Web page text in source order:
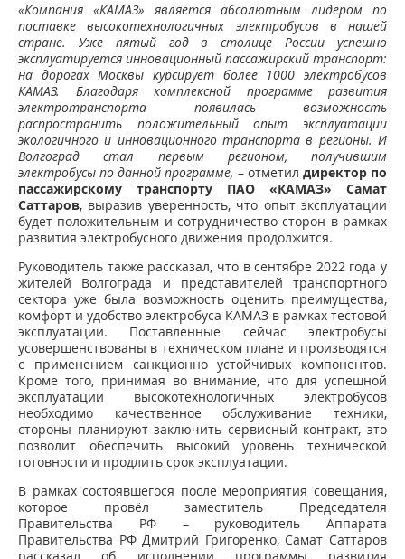
«Компания «КАМАЗ» является абсолютным лидером по
поставке высокотехнологичных электробусов в нашей
стране. Уже пятый год в столице России успешно
эксплуатируется инновационный пассажирский транспорт:
на дорогах Москвы курсирует более 1000 электробусов
КАМАЗ. Благодаря комплексной программе развития
электротранспорта появилась возможность
распространить положительный опыт эксплуатации
экологичного и инновационного транспорта в регионы. И
Волгоград стал первым регионом, получившим
электробусы по данной программе, – отметил директор по
пассажирскому транспорту ПАО «КАМАЗ» Самат
Саттаров, выразив уверенность, что опыт эксплуатации
будет положительным и сотрудничество сторон в рамках
развития электробусного движения продолжится.
Руководитель также рассказал, что в сентябре 2022 года у
жителей Волгограда и представителей транспортного
сектора уже была возможность оценить преимущества,
комфорт и удобство электробуса КАМАЗ в рамках тестовой
эксплуатации. Поставленные сейчас электробусы
усовершенствованы в техническом плане и производятся
с применением санкционно устойчивых компонентов.
Кроме того, принимая во внимание, что для успешной
эксплуатации высокотехнологичных электробусов
необходимо качественное обслуживание техники,
стороны планируют заключить сервисный контракт, это
позволит обеспечить высокий уровень технической
готовности и продлить срок эксплуатации.
В рамках состоявшегося после мероприятия совещания,
которое провёл заместитель Председателя
Правительства РФ – руководитель Аппарата
Правительства РФ Дмитрий Григоренко, Самат Саттаров